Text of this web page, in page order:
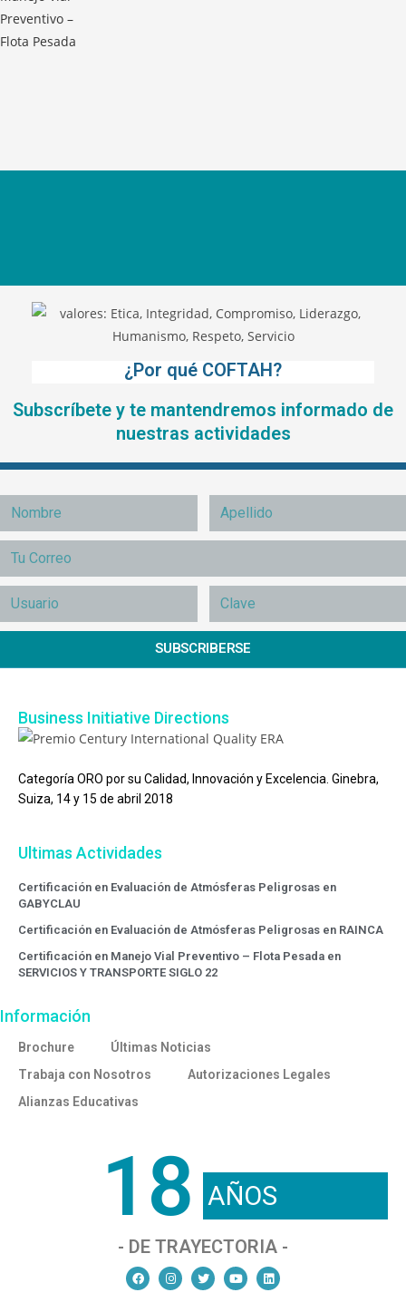
¿Por qué COFTAH?
Subscríbete y te mantendremos informado de
nuestras actividades
SUBSCRIBERSE
Business Initiative Directions
Categoría ORO por su Calidad, Innovación y Excelencia. Ginebra,
Suiza, 14 y 15 de abril 2018
Ultimas Actividades
Certificación en Evaluación de Atmósferas Peligrosas en
GABYCLAU
Certificación en Evaluación de Atmósferas Peligrosas en RAINCA
Certificación en Manejo Vial Preventivo – Flota Pesada en
SERVICIOS Y TRANSPORTE SIGLO 22
Información
Brochure
Últimas Noticias
Trabaja con Nosotros
Autorizaciones Legales
Alianzas Educativas
18 AÑOS
- DE TRAYECTORIA -